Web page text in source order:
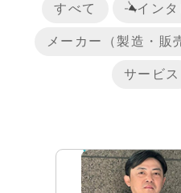
すべて イン
メーカー（製造・販
サービス